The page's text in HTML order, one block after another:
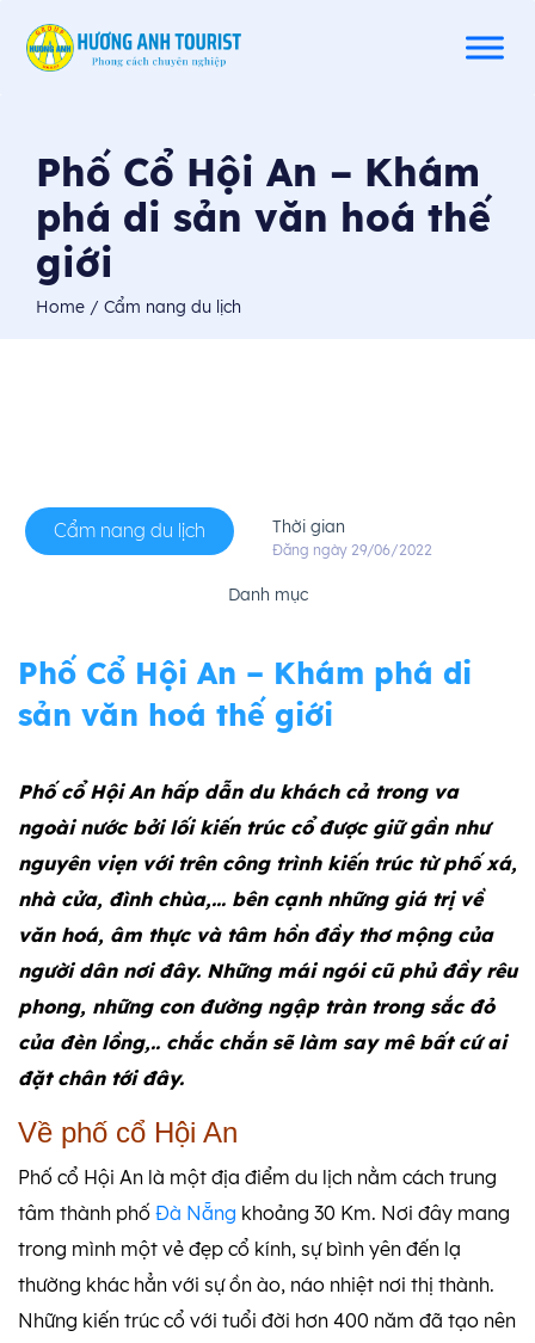
Phố Cổ Hội An – Khám
phá di sản văn hoá thế
giới
Home / Cẩm nang du lịch
Cẩm nang du lịch Thời gian
Đăng ngày 29/06/2022
Danh mục
Phố Cổ Hội An – Khám phá di
sản văn hoá thế giới
Phố cổ Hội An hấp dẫn du khách cả trong va
ngoài nước bởi lối kiến trúc cổ được giữ gần như
nguyên viẹn với trên công trình kiến trúc từ phố xá,
nhà cửa, đình chùa,… bên cạnh những giá trị về
văn hoá, âm thực và tâm hồn đầy thơ mộng của
người dân nơi đây. Những mái ngói cũ phủ đầy rêu
phong, những con đường ngập tràn trong sắc đỏ
của đèn lồng,.. chắc chắn sẽ làm say mê bất cứ ai
đặt chân tới đây.
Về phố cổ Hội An
Phố cổ Hội An là một địa điểm du lịch nằm cách trung
tâm thành phố Đà Nẵng khoảng 30 Km. Nơi đây mang
trong mình một vẻ đẹp cổ kính, sự bình yên đến lạ
thường khác hẳn với sự ồn ào, náo nhiệt nơi thị thành.
Những kiến trúc cổ với tuổi đời hơn 400 năm đã tạo nên